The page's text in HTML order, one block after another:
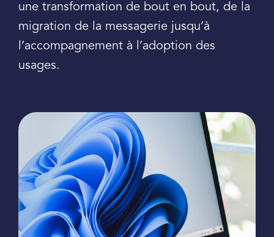
une transformation de bout en bout, de la
migration de la messagerie jusqu’à
l’accompagnement à l’adoption des
usages.